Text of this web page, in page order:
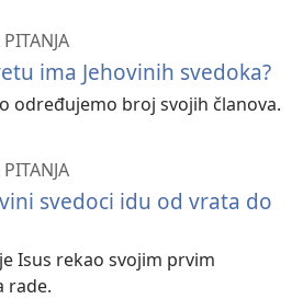
ima Jehovinih svedoka?
određujemo broj svojih članova.
svedoci idu od vrata do
Isus rekao svojim prvim
rade.